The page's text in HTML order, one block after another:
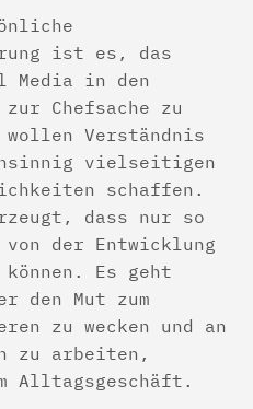
ist es, das
Media in den
zur Chefsache zu
wollen Verständnis
vielseitigen
schaffen.
dass nur so
von der Entwicklung
Es geht
den Mut zum
zu wecken und an
zu arbeiten,
Alltagsgeschäft.